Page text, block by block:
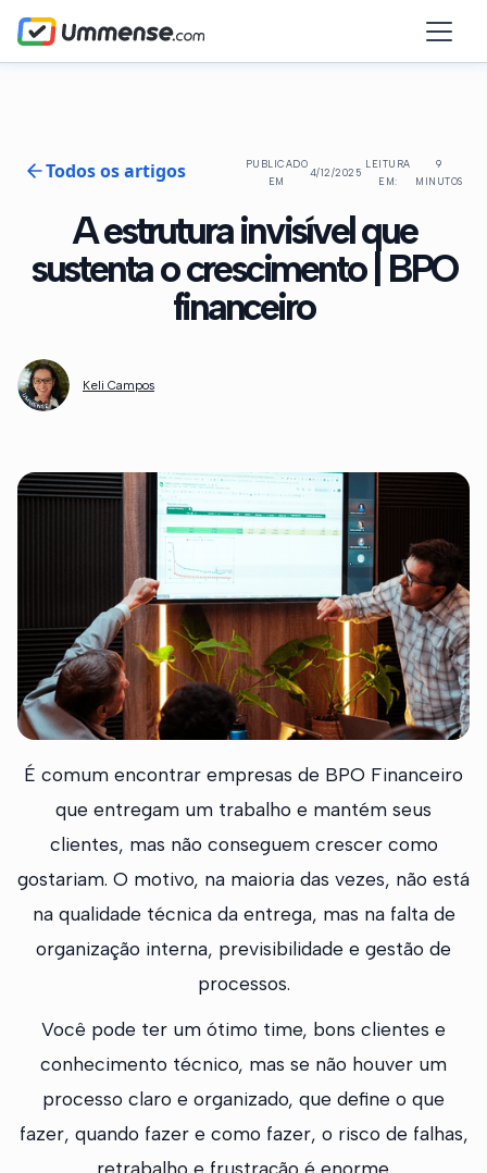
Todos os artigos
PUBLICADO
EM
4/12/2025
LEITURA
EM:
9
MINUTOS
A estrutura invisível que
sustenta o crescimento | BPO
financeiro
Keli Campos
É comum encontrar empresas de BPO Financeiro
que entregam um trabalho e mantém seus
clientes, mas não conseguem crescer como
gostariam. O motivo, na maioria das vezes, não está
na qualidade técnica da entrega, mas na falta de
organização interna, previsibilidade e gestão de
processos.
Você pode ter um ótimo time, bons clientes e
conhecimento técnico, mas se não houver um
processo claro e organizado, que define o que
fazer, quando fazer e como fazer, o risco de falhas,
retrabalho e frustração é enorme.